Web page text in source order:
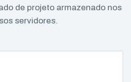
de projeto armazenado nos
servidores.